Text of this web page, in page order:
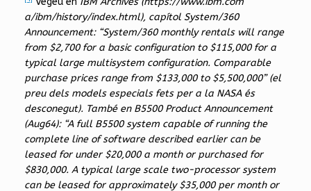
a/ibm/history/index.html), capítol System/360
Announcement: “System/360 monthly rentals will range
from $2,700 for a basic configuration to $115,000 for a
typical large multisystem configuration. Comparable
purchase prices range from $133,000 to $5,500,000” (el
preu dels models especials fets per a la NASA és
desconegut). També en B5500 Product Announcement
(Aug64): “A full B5500 system capable of running the
complete line of software described earlier can be
leased for under $20,000 a month or purchased for
$830,000. A typical large scale two-processor system
can be leased for approximately $35,000 per month or